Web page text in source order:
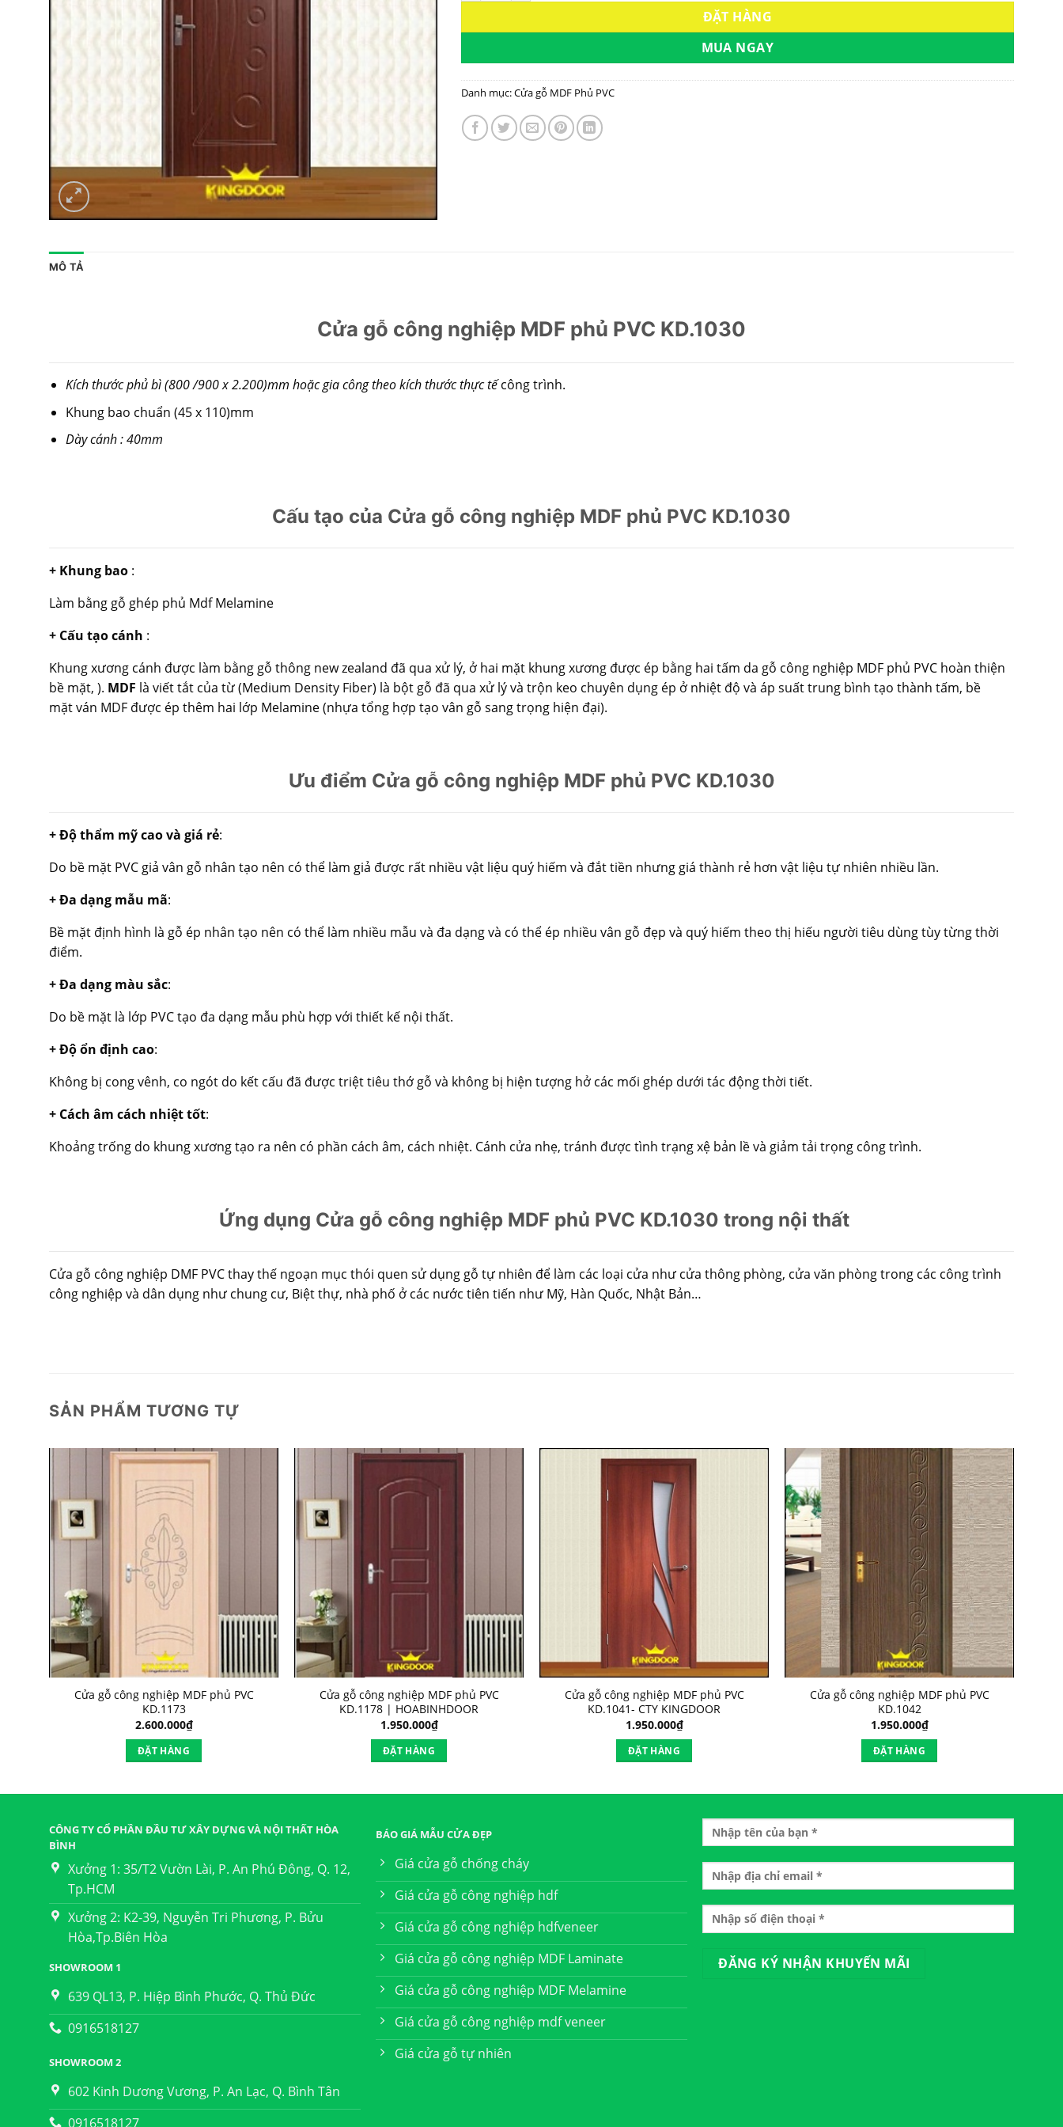
ĐẶT HÀNG
MUA NGAY
Danh mục:Cửa gỗ MDF Phủ PVC
MÔ TẢ
Cửa gỗ công nghiệp MDF phủ PVC KD.1030
Kích thước phủ bì (800 /900 x 2.200)mm hoặc gia công theo kích thước thực tếcông trình.
Khung bao chuẩn (45 x 110)mm
Dày cánh : 40mm
Cấu tạo của Cửa gỗ công nghiệp MDF phủ PVC KD.1030
+ Khung bao :
Làm bằng gỗ ghép phủ Mdf Melamine
+ Cấu tạo cánh :
Khung xương cánh được làm bằng gỗ thông new zealand đã qua xử lý, ở hai mặt khung xương được ép bằng hai tấm da gỗ công nghiệp MDF phủ PVC hoàn thiện
bề mặt, ). MDF là viết tắt của từ (Medium Density Fiber) là bột gỗ đã qua xử lý và trộn keo chuyên dụng ép ở nhiệt độ và áp suất trung bình tạo thành tấm, bề
mặt ván MDF được ép thêm hai lớp Melamine (nhựa tổng hợp tạo vân gỗ sang trọng hiện đại).
Ưu điểm Cửa gỗ công nghiệp MDF phủ PVC KD.1030
+ Độ thẩm mỹ cao và giá rẻ:
Do bề mặt PVC giả vân gỗ nhân tạo nên có thể làm giả được rất nhiều vật liệu quý hiếm và đắt tiền nhưng giá thành rẻ hơn vật liệu tự nhiên nhiều lần.
+ Đa dạng mẫu mã:
Bề mặt định hình là gỗ ép nhân tạo nên có thể làm nhiều mẫu và đa dạng và có thể ép nhiều vân gỗ đẹp và quý hiếm theo thị hiếu người tiêu dùng tùy từng thời
điểm.
+ Đa dạng màu sắc:
Do bề mặt là lớp PVC tạo đa dạng mẫu phù hợp với thiết kế nội thất.
+ Độ ổn định cao:
Không bị cong vênh, co ngót do kết cấu đã được triệt tiêu thớ gỗ và không bị hiện tượng hở các mối ghép dưới tác động thời tiết.
+ Cách âm cách nhiệt tốt:
Khoảng trống do khung xương tạo ra nên có phần cách âm, cách nhiệt. Cánh cửa nhẹ, tránh được tình trạng xệ bản lề và giảm tải trọng công trình.
Ứng dụng Cửa gỗ công nghiệp MDF phủ PVC KD.1030 trong nội thất
Cửa gỗ công nghiệp DMF PVC thay thế ngoạn mục thói quen sử dụng gỗ tự nhiên để làm các loại cửa như cửa thông phòng, cửa văn phòng trong các công trình
công nghiệp và dân dụng như chung cư, Biệt thự, nhà phố ở các nước tiên tiến như Mỹ, Hàn Quốc, Nhật Bản…
SẢN PHẨM TƯƠNG TỰ
Cửa gỗ công nghiệp MDF phủ PVC
KD.1173
2.600.000₫
ĐẶT HÀNG
Cửa gỗ công nghiệp MDF phủ PVC
KD.1178 | HOABINHDOOR
1.950.000₫
ĐẶT HÀNG
Cửa gỗ công nghiệp MDF phủ PVC
KD.1041- CTY KINGDOOR
1.950.000₫
ĐẶT HÀNG
Cửa gỗ công nghiệp MDF phủ PVC
KD.1042
1.950.000₫
ĐẶT HÀNG
CÔNG TY CỔ PHẦN ĐẦU TƯ XÂY DỰNG VÀ NỘI THẤT HÒA
BÌNH
Xưởng 1: 35/T2 Vườn Lài, P. An Phú Đông, Q. 12,
Tp.HCM
Xưởng 2: K2-39, Nguyễn Tri Phương, P. Bửu
Hòa,Tp.Biên Hòa
SHOWROOM 1
639 QL13, P. Hiệp Bình Phước, Q. Thủ Đức
0916518127
SHOWROOM 2
602 Kinh Dương Vương, P. An Lạc, Q. Bình Tân
0916518127
BÁO GIÁ MẪU CỬA ĐẸP
Giá cửa gỗ chống cháy
Giá cửa gỗ công nghiệp hdf
Giá cửa gỗ công nghiệp hdfveneer
Giá cửa gỗ công nghiệp MDF Laminate
Giá cửa gỗ công nghiệp MDF Melamine
Giá cửa gỗ công nghiệp mdf veneer
Giá cửa gỗ tự nhiên